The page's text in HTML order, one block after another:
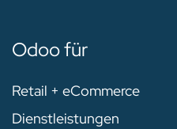
Odoo für
Retail + eCommerce
Dienstleistungen